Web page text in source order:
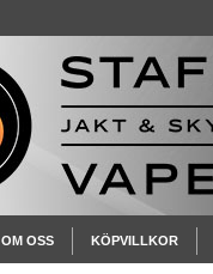
OM OSS KÖPVILLKOR